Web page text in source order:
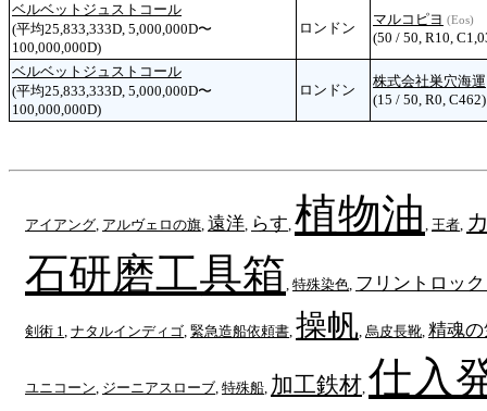
ベルベットジュストコール
(平均25,833,333D, 5,000,000D〜
100,000,000D)
ロンドン
マルコピヨ (Eos)
(50 / 50, R10,
ベルベットジュストコール
(平均25,833,333D, 5,000,000D〜
100,000,000D)
ロンドン
株式会社巣穴海運
(15 / 50, R0, C462)
アイアング アルヴェロの旗 遠洋 らす 植物油 王者
石研磨工具箱 特殊染色 フリントロッ
剣術 1 ナタルインディゴ 緊急造船依頼書 操帆 烏皮長靴 精魂
ユニコーン ジーニアスローブ 特殊船 加工鉄材 仕入